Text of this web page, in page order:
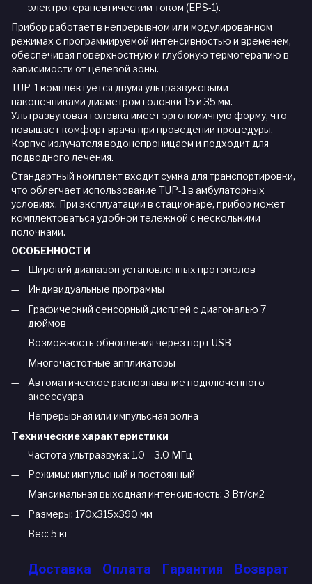
электротерапевтическим током (EPS-1).
Прибор работает в непрерывном или модулированном
режимах с программируемой интенсивностью и временем,
обеспечивая поверхностную и глубокую термотерапию в
зависимости от целевой зоны.
TUP-1 комплектуется двумя ультразвуковыми
наконечниками диаметром головки 15 и 35 мм.
Ультразвуковая головка имеет эргономичную форму, что
повышает комфорт врача при проведении процедуры.
Корпус излучателя водонепроницаем и подходит для
подводного лечения.
Стандартный комплект входит сумка для транспортировки,
что облегчает использование TUP-1 в амбулаторных
условиях. При эксплуатации в стационаре, прибор может
комплектоваться удобной тележкой с несколькими
полочками.
ОСОБЕННОСТИ
Широкий диапазон установленных протоколов
Индивидуальные программы
Графический сенсорный дисплей с диагональю 7
дюймов
Возможность обновления через порт USB
Многочастотные аппликаторы
Автоматическое распознавание подключенного
аксессуара
Непрерывная или импульсная волна
Технические характеристики
Частота ультразвука: 1.0 – 3.0 МГц
Режимы: импульсный и постоянный
Максимальная выходная интенсивность: 3 Вт/см2
Размеры: 170x315x390 мм
Вес: 5 кг
Доставка Оплата Гарантия Возврат